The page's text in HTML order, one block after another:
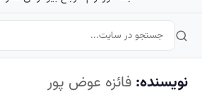
نویسنده: فائزه عوض پور